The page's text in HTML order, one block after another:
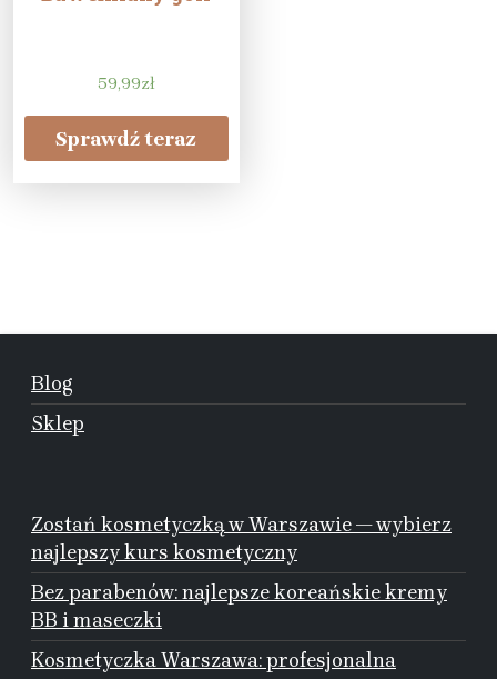
59,99zł
Sprawdź teraz
Blog
Sklep
Zostań kosmetyczką w Warszawie — wybierz
najlepszy kurs kosmetyczny
Bez parabenów: najlepsze koreańskie kremy
BB i maseczki
Kosmetyczka Warszawa: profesjonalna